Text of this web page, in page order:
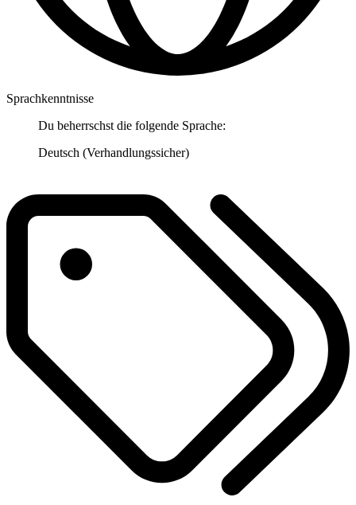
Sprachkenntnisse
Du beherrschst die folgende Sprache:
Deutsch (Verhandlungssicher)